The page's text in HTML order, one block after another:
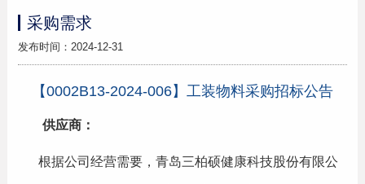
采购需求
发布时间：2024-12-31
【0002B13-2024-006】工装物料采购招标公告
供应商：
根据公司经营需要，青岛三柏硕健康科技股份有限公